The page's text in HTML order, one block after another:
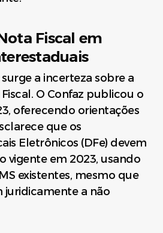
Fiscal em
a incerteza sobre a
O Confaz publicou o
oferecendo orientações
que os
Eletrônicos (DFe) devem
vigente em 2023, usando
existentes, mesmo que
juridicamente a não